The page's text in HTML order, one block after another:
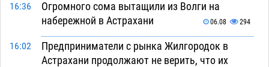
16:36
Огромного сома вытащили из Волги на
набережной в Астрахани
06.08 294
16:02
Предприниматели с рынка Жилгородок в
Астрахани продолжают не верить, что их